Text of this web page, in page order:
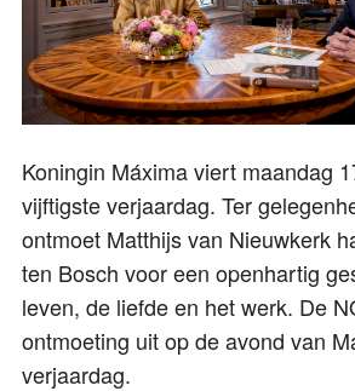
Koningin Máxima viert maandag
vijftigste verjaardag. Ter
ontmoet Matthijs van Nieuwkerk
ten Bosch voor een openhartig
leven, de liefde en het werk. De
ontmoeting uit op de avond van
verjaardag.